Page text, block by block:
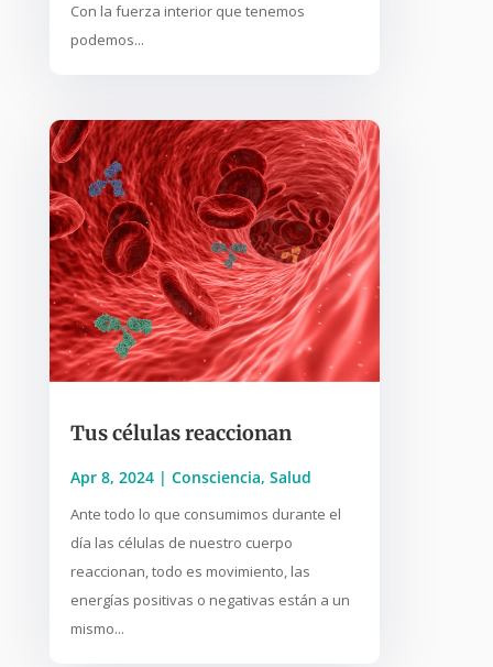
Con la fuerza interior que tenemos
podemos...
Tus células reaccionan
Apr 8, 2024| Consciencia, Salud
Ante todo lo que consumimos durante el
día las células de nuestro cuerpo
reaccionan, todo es movimiento, las
energías positivas o negativas están a un
mismo...